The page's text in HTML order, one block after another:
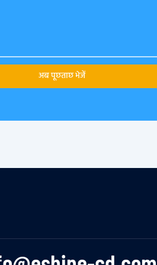
अब पूछताछ भेजें